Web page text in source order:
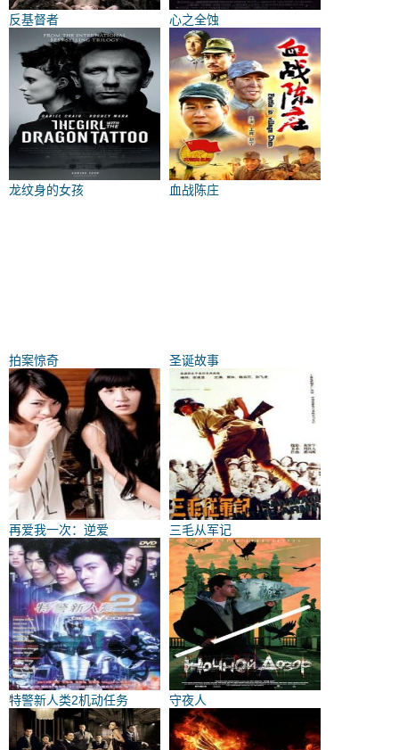
反基督者 心之全蚀
龙纹身的女孩 血战陈庄
拍案惊奇 圣诞故事
再爱我一次：逆爱 三毛从军记
特警新人类2机动任务 守夜人